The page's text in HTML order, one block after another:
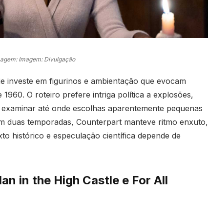
Imagem: Divulgação
investe em figurinos e ambientação que evocam
1960. O roteiro prefere intriga política a explosões,
até onde escolhas aparentemente pequenas
duas temporadas, Counterpart manteve ritmo enxuto,
histórico e especulação científica depende de
in the High Castle e For All